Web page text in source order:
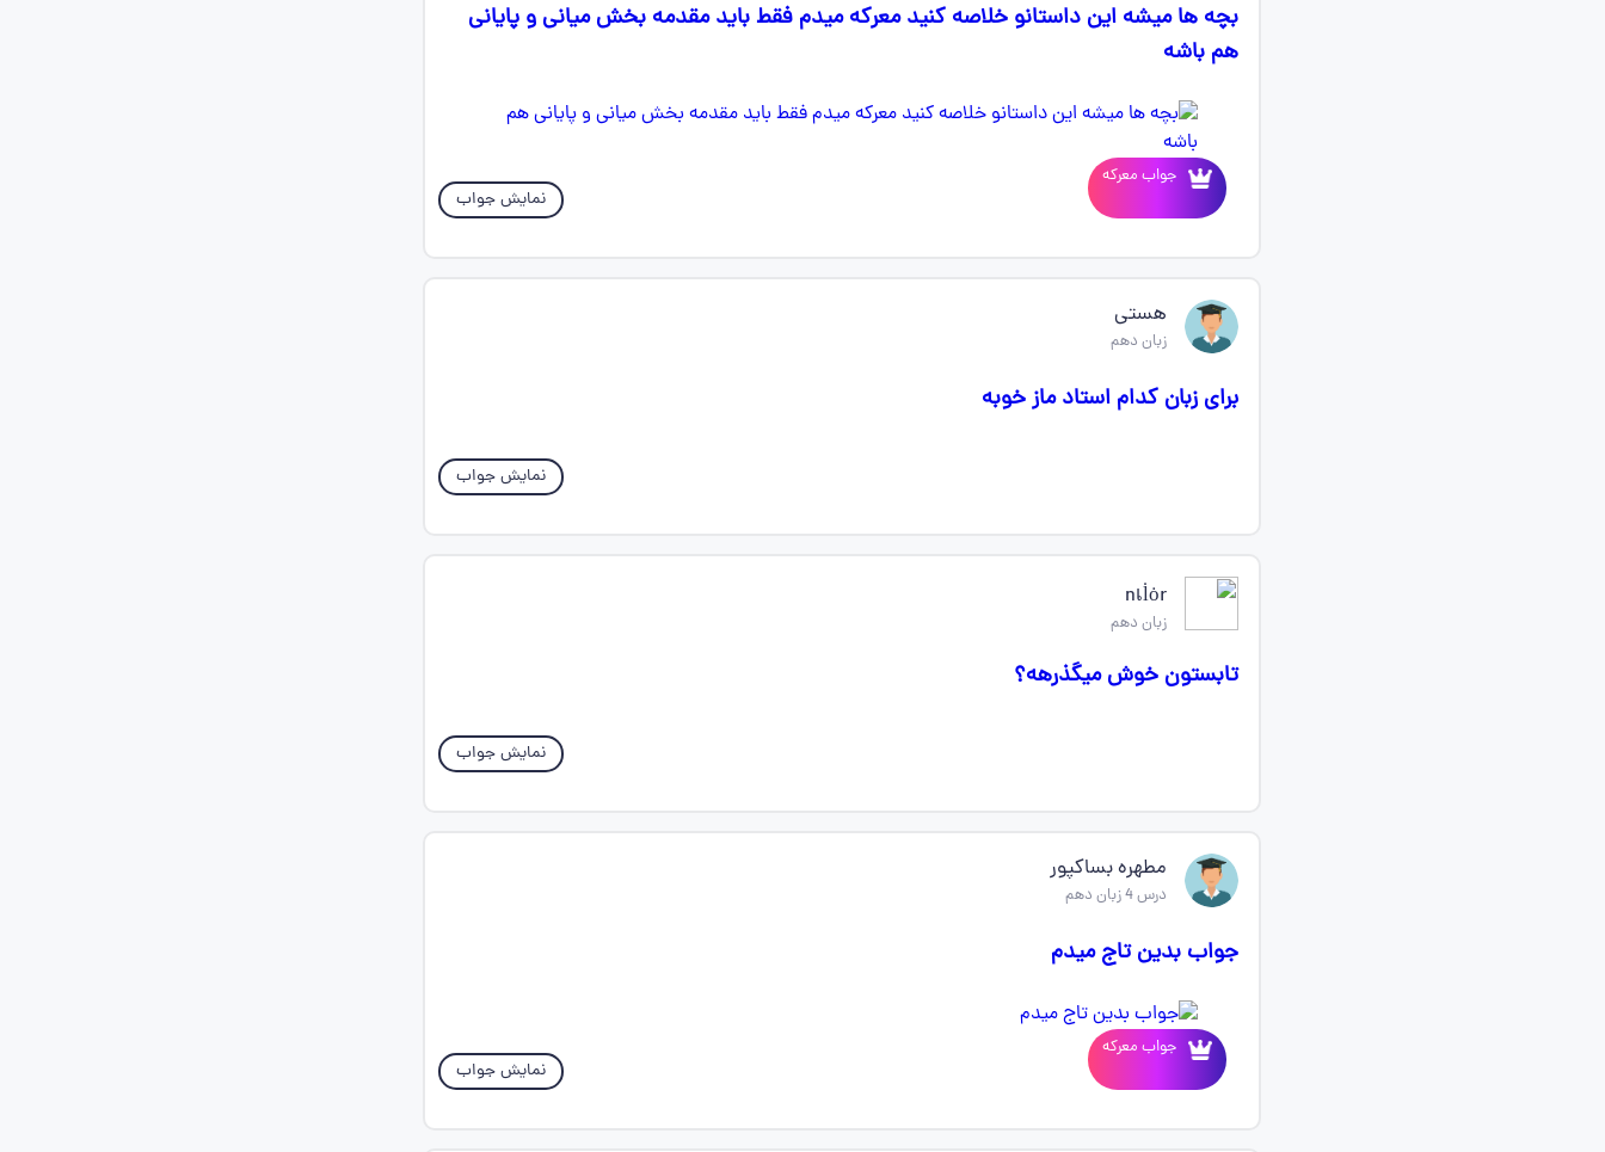
بچه ها میشه این داستانو خلاصه کنید معرکه میدم فقط باید مقدمه بخش میانی و پایانی
هم باشه
جواب معرکه
نمایش جواب
هستی
زبان دهم
برای زبان کدام استاد ماز خوبه
نمایش جواب
nเl̇ȯr
زبان دهم
تابستون خوش میگذرهه؟
نمایش جواب
مطهره بساکپور
درس 4 زبان دهم
جواب بدین تاج میدم
جواب معرکه
نمایش جواب